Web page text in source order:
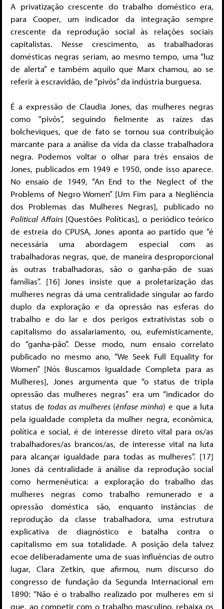
A privatização crescente do trabalho doméstico era,
para Cooper, um indicador da integração sempre
crescente da reprodução social às relações sociais
capitalistas. Nesse crescimento, as trabalhadoras
domésticas negras seriam, ao mesmo tempo, uma “luz
de alerta” e também aquilo que Marx chamou, ao se
referir à escravidão, de “pivôs” da indústria burguesa.
É a expressão de Claudia Jones, das mulheres negras
como “pivôs”, seguindo fielmente as raízes das
bolcheviques, que de fato se tornou sua contribuição
marcante para a análise da vida da classe trabalhadora
negra. Podemos voltar o olhar para três ensaios de
Jones, publicados em 1949 e 1950, onde isso aparece.
No ensaio de 1949, “An End to the Neglect of the
Problems of Negro Women” [Um Fim para a Negliência
dos Problemas das Mulheres Negras], publicado no
Political Affairs [Questões Políticas], o periódico teórico
de estreia do CPUSA, Jones aponta ao partido que “é
necessária uma abordagem especial com as
trabalhadoras negras, que, de maneira desproporcional
às outras trabalhadoras, são o ganha-pão de suas
famílias”. [16] Jones insiste que a proletarização das
mulheres negras dá uma centralidade singular ao fardo
duplo da exploração e da opressão nas esferas do
trabalho e do lar e dos perigos extrativistas sob o
capitalismo do assalariamento, ou, eufemisticamente,
do “ganha-pão”. Desse modo, num ensaio correlato
publicado no mesmo ano, “We Seek Full Equality for
Women” [Nós Buscamos Igualdade Completa para as
Mulheres], Jones argumenta que “o status de tripla
opressão das mulheres negras” era um “indicador do
status de todas as mulheres (ênfase minha) e que a luta
pela igualdade completa da mulher negra, econômica,
política e social, é de interesse direto vital para os/as
trabalhadores/as brancos/as, de interesse vital na luta
para alcançar igualdade para todas as mulheres”. [17]
Jones dá centralidade à análise da reprodução social
como hermenêutica: a exploração do trabalho das
mulheres negras como trabalho remunerado e a
opressão doméstica são, enquanto instâncias de
reprodução da classe trabalhadora, uma estrutura
explicativa de diagnóstico e batalha contra o
capitalismo em sua totalidade. A posição dela talvez
ecoe deliberadamente uma de suas influências de outro
lugar, Clara Zetkin, que afirmou, num discurso do
congresso de fundação da Segunda Internacional em
1890: “Não é o trabalho realizado por mulheres em si
que, ao competir com o trabalho masculino, rebaixa os